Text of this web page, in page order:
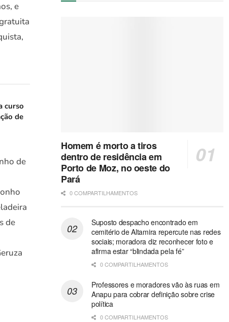
e
curso
de
de
de
Homem é morto a tiros
dentro de residência em
Porto de Moz, no oeste do
Pará
0 COMPARTILHAMENTOS
Suposto despacho encontrado em
cemitério de Altamira repercute nas redes
sociais; moradora diz reconhecer foto e
afirma estar “blindada pela fé”
0 COMPARTILHAMENTOS
Professores e moradores vão às ruas em
Anapu para cobrar definição sobre crise
política
0 COMPARTILHAMENTOS